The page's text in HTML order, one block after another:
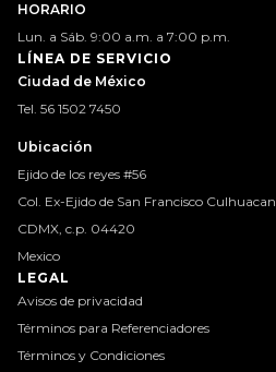
HORARIO
Lun. a Sáb. 9:00 a.m. a 7:00 p.m.
LÍNEA DE SERVICIO
Ciudad de México
Tel. 56 1502 7450
Ubicación
Ejido de los reyes #56
Col. Ex-Ejido de San Francisco Culhuacan
CDMX, c.p. 04420
Mexico
LEGAL
Avisos de privacidad
Términos para Referenciadores
Términos y Condiciones